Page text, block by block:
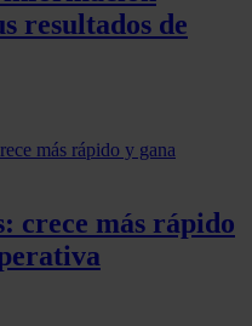
resultados de
crece más rápido